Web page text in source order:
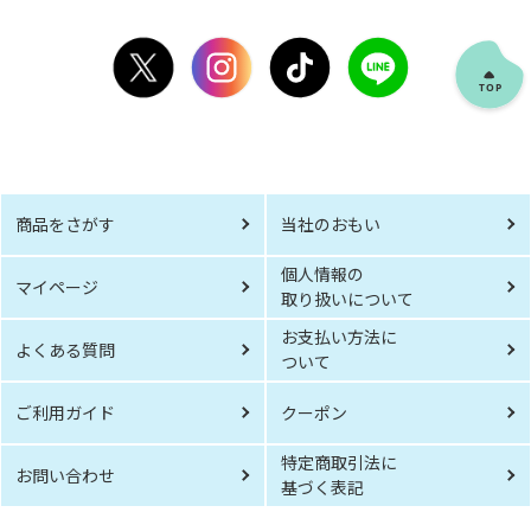
商品をさがす 当社のおもい
マイページ
個人情報の
取り扱いについて
よくある質問
お支払い方法に
ついて
ご利用ガイド クーポン
お問い合わせ
特定商取引法に
基づく表記